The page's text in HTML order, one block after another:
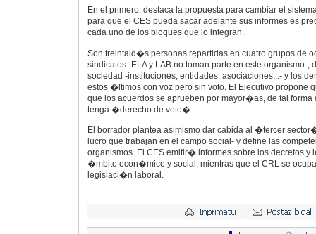
En el primero, destaca la propuesta para cambiar el
para que el CES pueda sacar adelante sus informes es
cada uno de los bloques que lo integran.
Son treintaid�s personas repartidas en cuatro grupos de
sindicatos -ELA y LAB no toman parte en este organismo-,
sociedad -instituciones, entidades, asociaciones...- y los
estos �ltimos con voz pero sin voto. El Ejecutivo propone
que los acuerdos se aprueben por mayor�as, de tal forma
tenga �derecho de veto�.
El borrador plantea asimismo dar cabida al �tercer
lucro que trabajan en el campo social- y define las
organismos. El CES emitir� informes sobre los decretos y
�mbito econ�mico y social, mientras que el CRL se
legislaci�n laboral.